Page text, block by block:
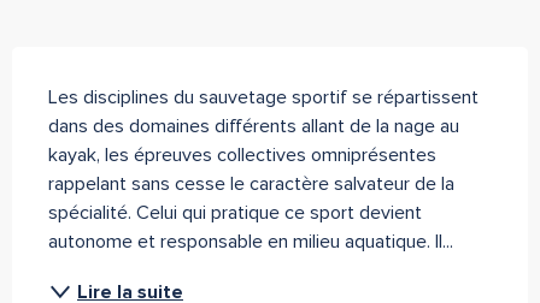
Description
Les disciplines du sauvetage sportif se répartissent
dans des domaines différents allant de la nage au
kayak, les épreuves collectives omniprésentes
rappelant sans cesse le caractère salvateur de la
spécialité. Celui qui pratique ce sport devient
autonome et responsable en milieu aquatique. Il...
Lire la suite